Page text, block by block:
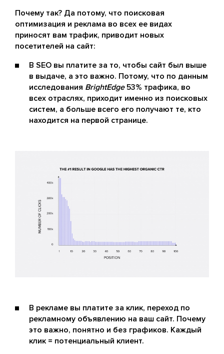
Почему так? Да потому, что поисковая
оптимизация и реклама во всех ее видах
приносят вам трафик, приводит новых
посетителей на сайт:
В SEO вы платите за то, чтобы сайт был выше
в выдаче, а это важно. Потому, что по данным
исследования BrightEdge53% трафика, во
всех отраслях, приходит именно из поисковых
систем, а больше всего его получают те, кто
находится на первой странице.
В рекламе вы платите за клик, переход по
рекламному объявлению на ваш сайт. Почему
это важно, понятно и без графиков. Каждый
клик = потенциальный клиент.